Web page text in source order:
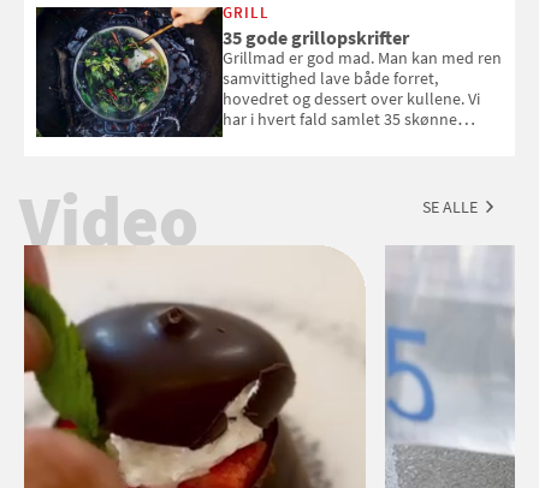
med i Samvirkes skønne vinquiz, hvor
du kan vinde 6 flasker vin fra Viña
Esmeralda. Konkurrencen slutter 1.
september 2026.
GRILL
35 gode grillopskrifter
Grillmad er god mad. Man kan med ren
samvittighed lave både forret,
hovedret og dessert over kullene. Vi
har i hvert fald samlet 35 skønne
Video SE ALLE